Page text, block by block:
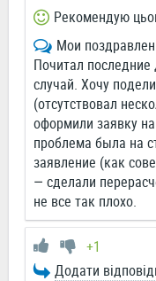
Рекомендую
Мои
Почитал последние
случай. Хочу
(отсутствовал
оформили заявку
проблема была на
заявление (как
— сделали
не все так плохо.
+1
Додати